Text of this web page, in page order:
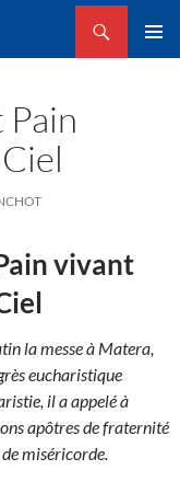
vivant
la messe à Matera,
eucharistique
il a appelé à
apôtres de fraternité
de miséricorde.